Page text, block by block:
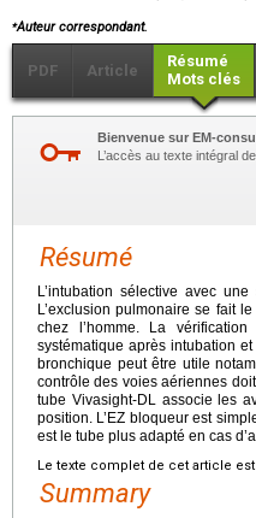
⁎Auteur correspondant.
PDF Article
Résumé
Mots clés
Bienvenue sur EM-
L’accès au texte intégral
Résumé
L’intubation sélective avec
L’exclusion pulmonaire se fait
chez l’homme. La
systématique après intubation
bronchique peut être utile
contrôle des voies aériennes
tube Vivasight-DL associe les
position. L’EZ bloqueur est
est le tube plus adapté en cas
Le texte complet de cet article
Summary